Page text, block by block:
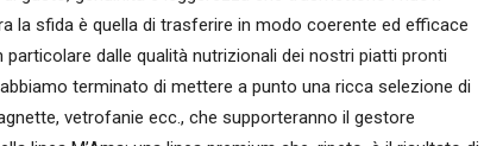
la sfida è quella di trasferire in modo coerente ed efficace
dalle qualità nutrizionali dei nostri piatti pronti
terminato di mettere a punto una ricca selezione di
vetrofanie ecc., che supporteranno il gestore